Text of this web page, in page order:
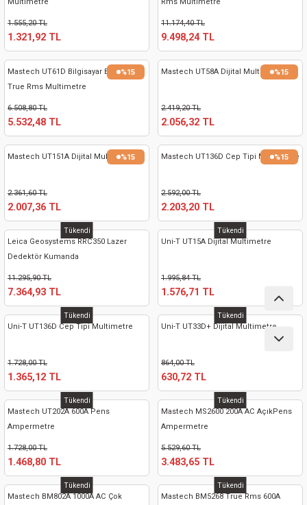
1.555,20 TL
1.321,92 TL
11.174,40 TL
9.498,24 TL
%15
Mastech UT61D Bilgisayar Bağlantılı
True Rms Multimetre
6.508,80 TL
5.532,48 TL
%15
Mastech UT58A Dijital Multimetre
2.419,20 TL
2.056,32 TL
%15
Mastech UT151A Dijital Multimetre
2.361,60 TL
2.007,36 TL
%15
Mastech UT136D Cep Tipi Multimetre
2.592,00 TL
2.203,20 TL
Tükendi
Leica Geosystems RRC350 Lazer
Dedektör Kumanda
11.295,90 TL
7.364,93 TL
Tükendi
Uni-T UT15A Dijital Multimetre
1.995,84 TL
1.576,71 TL
Tükendi
Uni-T UT136D Cep Tipi Multimetre
1.728,00 TL
1.365,12 TL
Tükendi
Uni-T UT33D+ Dijital Multimetre
864,00 TL
630,72 TL
Tükendi
Mastech UT202A 600A Pens
Ampermetre
1.728,00 TL
1.468,80 TL
Tükendi
Mastech MS2600 200A AC AçıkPens
Ampermetre
5.529,60 TL
3.483,65 TL
Tükendi
Mastech BM802A 1000A AC Çok
Tükendi
Mastech BM5268 True Rms 600A